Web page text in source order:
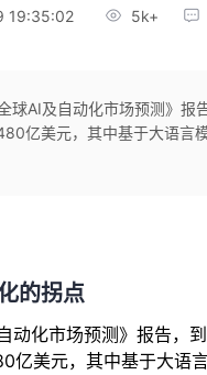
19:35:02 5k+
球AI及自动化市场预测》
亿美元，其中基于大语言
的拐点
动化市场预测》报告，
亿美元，其中基于大语